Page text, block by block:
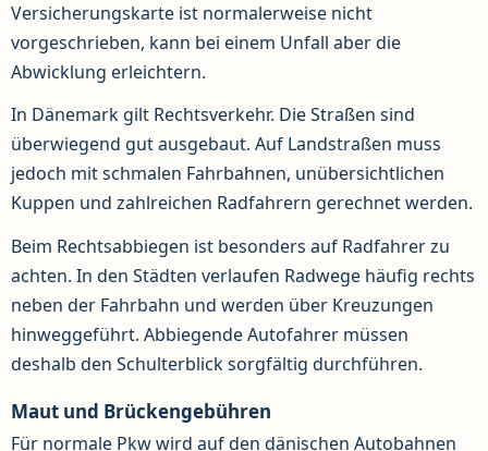
Versicherungskarte ist normalerweise nicht
vorgeschrieben, kann bei einem Unfall aber die
Abwicklung erleichtern.
In Dänemark gilt Rechtsverkehr. Die Straßen sind
überwiegend gut ausgebaut. Auf Landstraßen muss
jedoch mit schmalen Fahrbahnen, unübersichtlichen
Kuppen und zahlreichen Radfahrern gerechnet werden.
Beim Rechtsabbiegen ist besonders auf Radfahrer zu
achten. In den Städten verlaufen Radwege häufig rechts
neben der Fahrbahn und werden über Kreuzungen
hinweggeführt. Abbiegende Autofahrer müssen
deshalb den Schulterblick sorgfältig durchführen.
Maut und Brückengebühren
Für normale Pkw wird auf den dänischen Autobahnen